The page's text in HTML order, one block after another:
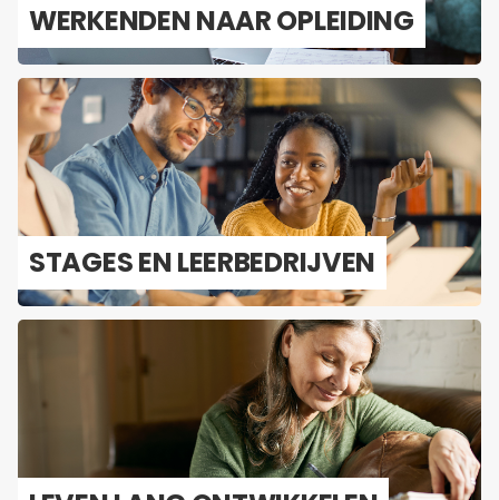
WER­KEN­DEN NAAR OP­LEI­DING
STA­GES EN LEER­BE­DRIJ­VEN